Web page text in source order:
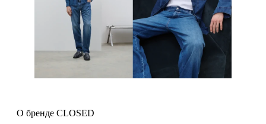
О бренде CLOSED